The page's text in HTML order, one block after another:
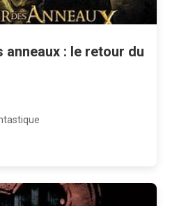
anneaux : le retour du